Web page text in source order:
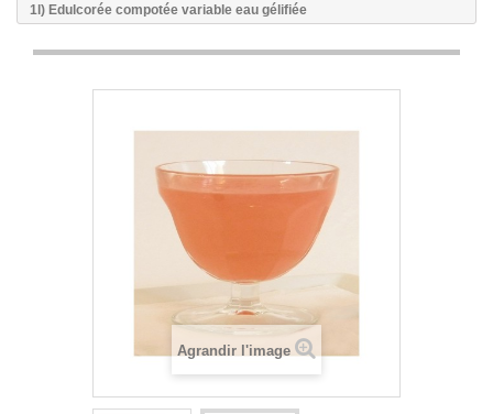
1l) Edulcorée compotée variable eau gélifiée
Agrandir l'image